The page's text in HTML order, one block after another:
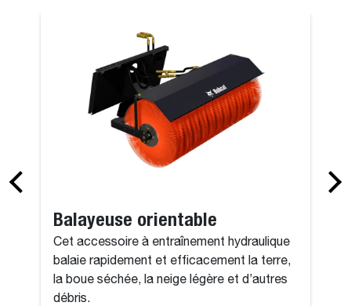
Balayeuse orientable
Cet accessoire à entraînement hydraulique
balaie rapidement et efficacement la terre,
la boue séchée, la neige légère et d’autres
débris.